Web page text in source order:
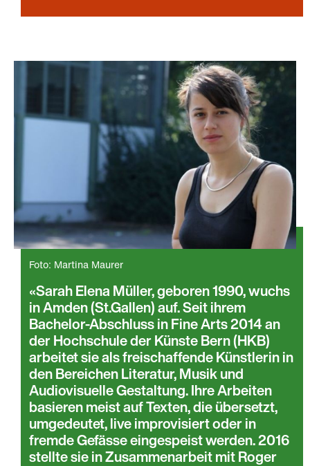
Foto: Martina Maurer
Sarah Elena Müller, geboren 1990, wuchs
in Amden (St.Gallen) auf. Seit ihrem
Bachelor-Abschluss in Fine Arts 2014 an
der Hochschule der Künste Bern (HKB)
arbeitet sie als freischaffende Künstlerin in
den Bereichen Literatur, Musik und
Audiovisuelle Gestaltung. Ihre Arbeiten
basieren meist auf Texten, die übersetzt,
umgedeutet, live improvisiert oder in
fremde Gefässe eingespeist werden. 2016
stellte sie in Zusammenarbeit mit Roger